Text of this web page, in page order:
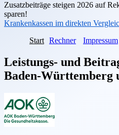
Zusatzbeiträge steigen 2026 auf
sparen!
Krankenkassen im direkten
Start Rechner Impressum
Leistungs- und
Baden-Württemberg